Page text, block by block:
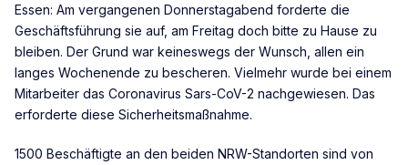
Essen: Am vergangenen Donnerstagabend forderte die
Geschäftsführung sie auf, am Freitag doch bitte zu Hause zu
bleiben. Der Grund war keineswegs der Wunsch, allen ein
langes Wochenende zu bescheren. Vielmehr wurde bei einem
Mitarbeiter das Coronavirus Sars-CoV-2 nachgewiesen. Das
erforderte diese Sicherheitsmaßnahme.
1500 Beschäftigte an den beiden NRW-Standorten sind von